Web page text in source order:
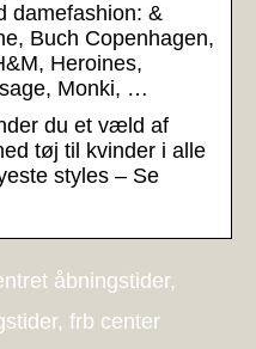
damefashion: &
Buch Copenhagen,
Heroines,
Monki, …
du et væld af
tøj til kvinder i alle
styles – Se
åbningstider,
frb center